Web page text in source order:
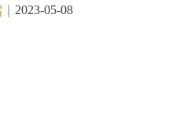
2023-05-08